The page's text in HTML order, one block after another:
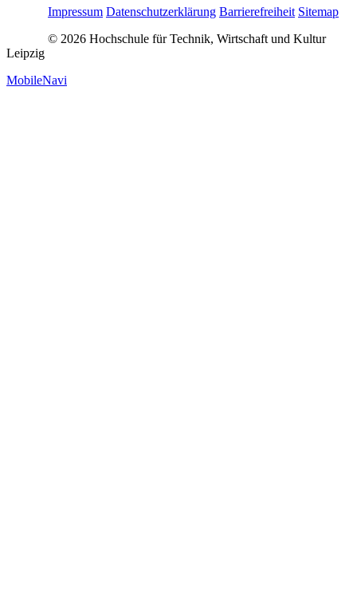
Impressum Datenschutzerklärung Barrierefreiheit Sitemap
© 2026 Hochschule für Technik, Wirtschaft und Kultur
Leipzig
MobileNavi